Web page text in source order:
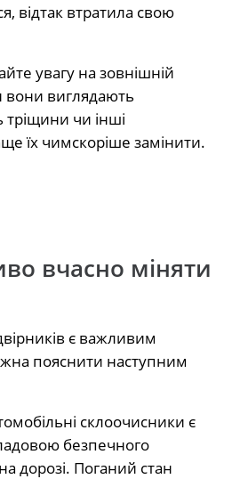
відтак втратила свою
увагу на зовнішній
вони виглядають
чи інші
їх чимскоріше замінити.
вчасно міняти
є важливим
пояснити наступним
склоочисники є
безпечного
дорозі. Поганий стан